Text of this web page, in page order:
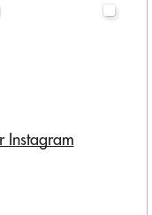
Instagram